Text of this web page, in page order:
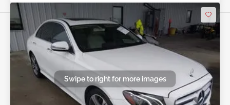
Swipe to right for more images